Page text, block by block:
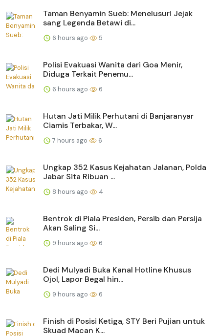
Taman Benyamin Sueb: Menelusuri Jejak
sang Legenda Betawi di...
6 hours ago 5
Polisi Evakuasi Wanita dari Goa Menir,
Diduga Terkait Penemu...
6 hours ago 6
Hutan Jati Milik Perhutani di Banjaranyar
Ciamis Terbakar, W...
7 hours ago 6
Ungkap 352 Kasus Kejahatan Jalanan, Polda
Jabar Sita Ribuan ...
8 hours ago 4
Bentrok di Piala Presiden, Persib dan Persija
Akan Saling Si...
9 hours ago 6
Dedi Mulyadi Buka Kanal Hotline Khusus
Ojol, Lapor Begal hin...
9 hours ago 6
Finish di Posisi Ketiga, STY Beri Pujian untuk
Skuad Macan K...